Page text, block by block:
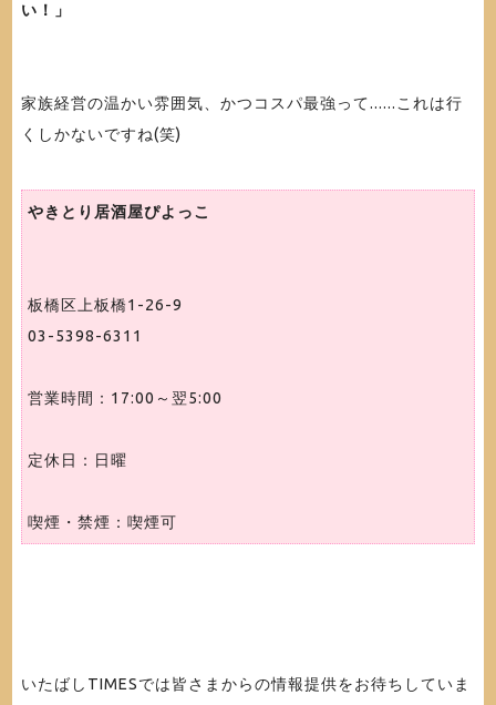
い！」
家族経営の温かい雰囲気、かつコスパ最強って......これは行
くしかないですね(笑)
やきとり居酒屋ぴよっこ
板橋区上板橋1-26-9
03-5398-6311
営業時間：17:00～翌5:00
定休日：日曜
喫煙・禁煙：喫煙可
いたばしTIMESでは皆さまからの情報提供をお待ちしていま